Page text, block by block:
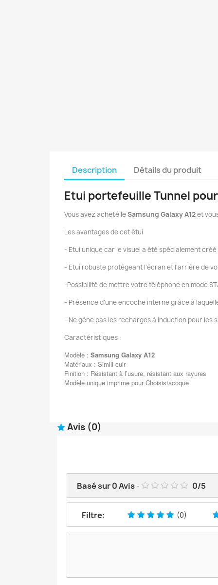
Description Détails du produit
Etui portefeuille Tunnel
Vous avez acheté leSamsung Galaxy A12et
Les avantages de cet étui
- Etui unique car le visuel a été spécialement
- Etui robuste protégeant l'écran et l'arrière de
-Possibilité de mettre votre téléphone en mode
- Présence d'une encoche interne grâce à
- Ne gène pas les recharges à induction pour les
Caractéristiques :
Modèle : Samsung Galaxy A12
Matériaux : Simili cuir
Finition : Résistant à l’usure, résistant aux rayures
Modèle unique imprime pour Choisistacoque
Avis (0)
Basé sur0Avis- 0/5
Filtre: (0)